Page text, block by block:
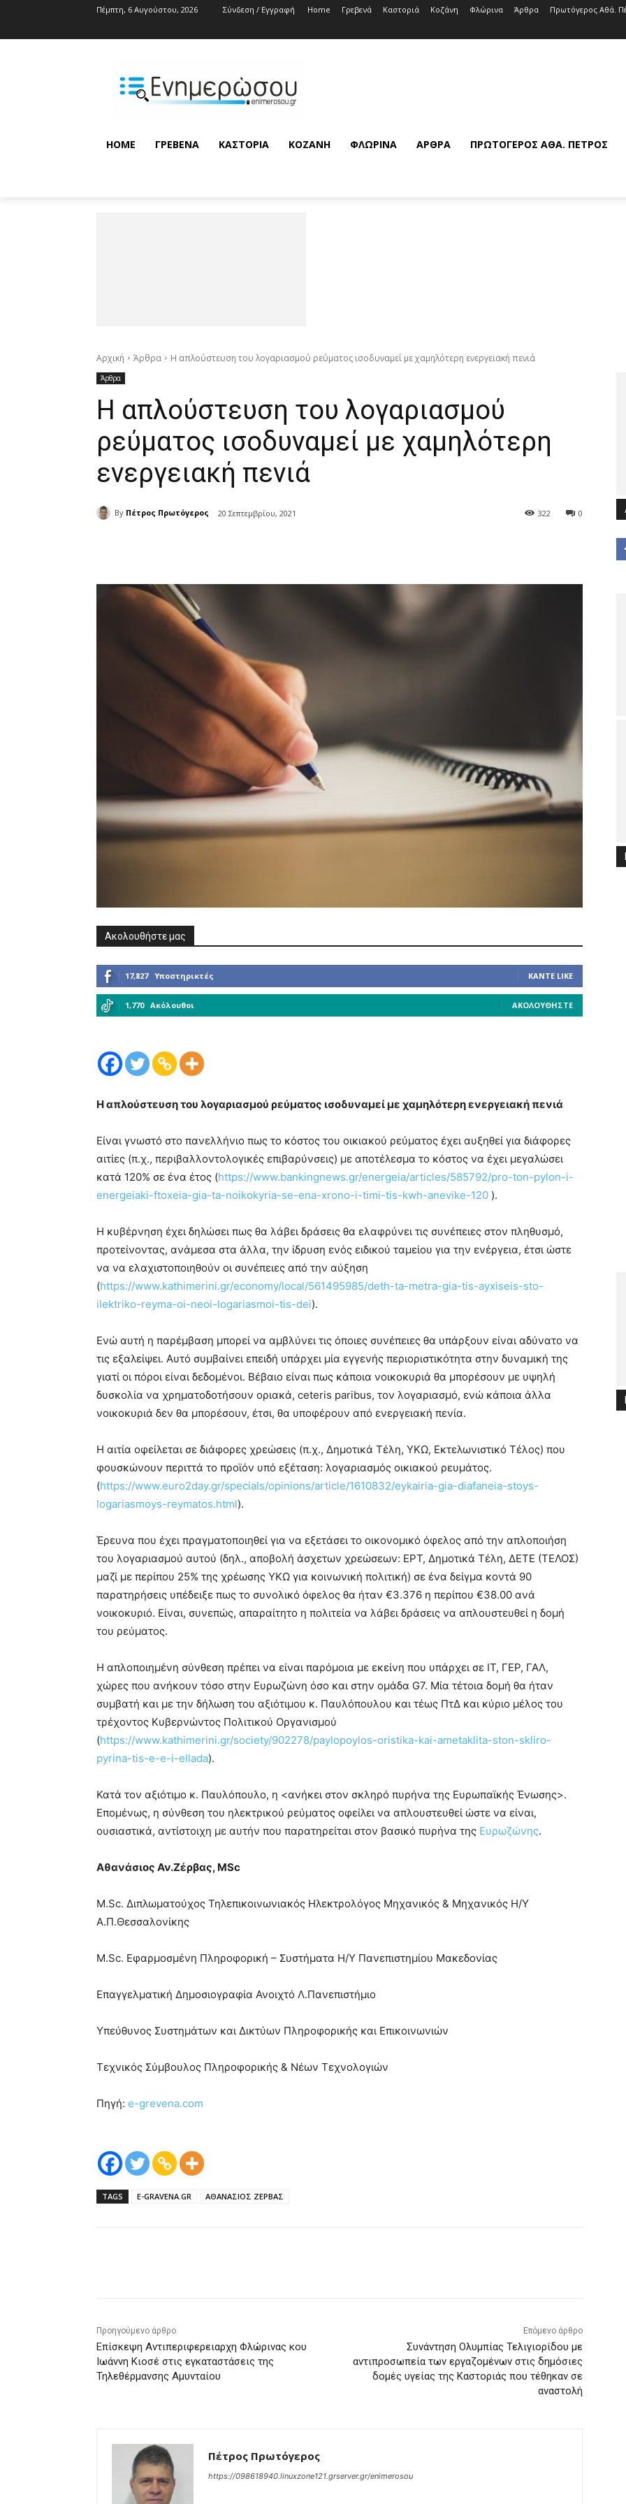
Πέμπτη, 6 Αυγούστου, 2026 Σύνδεση / Εγγραφή Home Γρεβενά Καστοριά Κοζάνη Φλώρινα Άρθρα Πρωτόγερος Αθά.
HOME ΓΡΕΒΕΝΆ ΚΑΣΤΟΡΙΆ ΚΟΖΆΝΗ ΦΛΏΡΙΝΑ ΆΡΘΡΑ ΠΡΩΤΌΓΕΡΟΣ ΑΘΆ. ΠΈΤΡΟΣ
Αρχική Άρθρα Η απλούστευση του λογαριασμού ρεύματος ισοδυναμεί με χαμηλότερη ενεργειακή πενιά
Άρθρα
Η απλούστευση του λογαριασμού
ρεύματος ισοδυναμεί με χαμηλότερη
ενεργειακή πενιά
By Πέτρος Πρωτόγερος 20 Σεπτεμβρίου, 2021 0
322
Ακολουθήστε μας
17,827 Υποστηρικτές ΚΆΝΤΕ LIKE
1,770 Ακόλουθοι ΑΚΟΛΟΥΘΉΣΤΕ
Η απλούστευση του λογαριασμού ρεύματος ισοδυναμεί με χαμηλότερη ενεργειακή πενιά
Είναι γνωστό στο πανελλήνιο πως το κόστος του οικιακού ρεύματος έχει αυξηθεί για διάφορες
αιτίες (π.χ., περιβαλλοντολογικές επιβαρύνσεις) με αποτέλεσμα το κόστος να έχει μεγαλώσει
κατά 120% σε ένα έτος (https://www.bankingnews.gr/energeia/articles/585792/pro-ton-pylon-i-
energeiaki-ftoxeia-gia-ta-noikokyria-se-ena-xrono-i-timi-tis-kwh-anevike-120 ).
Η κυβέρνηση έχει δηλώσει πως θα λάβει δράσεις θα ελαφρύνει τις συνέπειες στον πληθυσμό,
προτείνοντας, ανάμεσα στα άλλα, την ίδρυση ενός ειδικού ταμείου για την ενέργεια, έτσι ώστε
να να ελαχιστοποιηθούν οι συνέπειες από την αύξηση
(https://www.kathimerini.gr/economy/local/561495985/deth-ta-metra-gia-tis-ayxiseis-sto-
ilektriko-reyma-oi-neoi-logariasmoi-tis-dei).
Ενώ αυτή η παρέμβαση μπορεί να αμβλύνει τις όποιες συνέπειες θα υπάρξουν είναι αδύνατο να
τις εξαλείψει. Αυτό συμβαίνει επειδή υπάρχει μία εγγενής περιοριστικότητα στην δυναμική της
γιατί οι πόροι είναι δεδομένοι. Βέβαιο είναι πως κάποια νοικοκυριά θα μπορέσουν με υψηλή
δυσκολία να χρηματοδοτήσουν οριακά, ceteris paribus, τον λογαριασμό, ενώ κάποια άλλα
νοικοκυριά δεν θα μπορέσουν, έτσι, θα υποφέρουν από ενεργειακή πενία.
Η αιτία οφείλεται σε διάφορες χρεώσεις (π.χ., Δημοτικά Τέλη, ΥΚΩ, Εκτελωνιστικό Τέλος) που
φουσκώνουν περιττά το προϊόν υπό εξέταση: λογαριασμός οικιακού ρευμάτος.
(https://www.euro2day.gr/specials/opinions/article/1610832/eykairia-gia-diafaneia-stoys-
logariasmoys-reymatos.html).
Έρευνα που έχει πραγματοποιηθεί για να εξετάσει το οικονομικό όφελος από την απλοποιήση
του λογαριασμού αυτού (δηλ., αποβολή άσχετων χρεώσεων: EΡΤ, Δημοτικά Τέλη, ΔΕΤΕ (ΤΕΛΟΣ)
μαζί με περίπου 25% της χρέωσης ΥΚΩ για κοινωνική πολιτική) σε ένα δείγμα κοντά 90
παρατηρήσεις υπέδειξε πως το συνολικό όφελος θα ήταν €3.376 η περίπου €38.00 ανά
νοικοκυριό. Είναι, συνεπώς, απαραίτητο η πολιτεία να λάβει δράσεις να απλουστευθεί η δομή
του ρεύματος.
Η απλοποιημένη σύνθεση πρέπει να είναι παρόμοια με εκείνη που υπάρχει σε ΙΤ, ΓΕΡ, ΓΑΛ,
χώρες που ανήκουν τόσο στην Ευρωζώνη όσο και στην ομάδα G7. Μία τέτοια δομή θα ήταν
συμβατή και με την δήλωση του αξιότιμου κ. Παυλόπουλου και τέως ΠτΔ και κύριο μέλος του
τρέχοντος Κυβερνώντος Πολιτικού Οργανισμού
(https://www.kathimerini.gr/society/902278/paylopoylos-oristika-kai-ametaklita-ston-skliro-
pyrina-tis-e-e-i-ellada).
Κατά τον αξιότιμο κ. Παυλόπουλο, η <ανήκει στον σκληρό πυρήνα της Ευρωπαϊκής Ένωσης>.
Επομένως, η σύνθεση του ηλεκτρικού ρεύματος οφείλει να απλουστευθεί ώστε να είναι,
ουσιαστικά, αντίστοιχη με αυτήν που παρατηρείται στον βασικό πυρήνα της Ευρωζώνης.
Αθανάσιος Αν.Ζέρβας, MSc
M.Sc. Διπλωματούχος Τηλεπικοινωνιακός Ηλεκτρολόγος Μηχανικός & Μηχανικός Η/Υ
Α.Π.Θεσσαλονίκης
M.Sc. Εφαρμοσμένη Πληροφορική – Συστήματα Η/Υ Πανεπιστημίου Μακεδονίας
Επαγγελματική Δημοσιογραφία Ανοιχτό Λ.Πανεπιστήμιο
Υπεύθυνος Συστημάτων και Δικτύων Πληροφορικής και Επικοινωνιών
Τεχνικός Σύμβουλος Πληροφορικής & Νέων Τεχνολογιών
Πηγή: e-grevena.com
TAGS E-GRAVENA.GR ΑΘΑΝΑΣΙΟΣ ΖΕΡΒΑΣ
Προηγούμενο άρθρο
Επίσκεψη Αντιπεριφερειαρχη Φλώρινας κου
Ιωάννη Κιοσέ στις εγκαταστάσεις της
Τηλεθέρμανσης Αμυνταίου
Επόμενο άρθρο
Συνάντηση Ολυμπίας Τελιγιορίδου με
αντιπροσωπεία των εργαζομένων στις δημόσιες
δομές υγείας της Καστοριάς που τέθηκαν σε
αναστολή
Πέτρος Πρωτόγερος
https://098618940.linuxzone121.grserver.gr/enimerosou